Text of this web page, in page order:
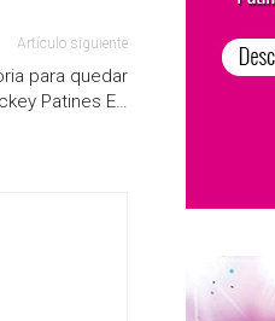
Artículo siguiente
para quedar
Patines E…